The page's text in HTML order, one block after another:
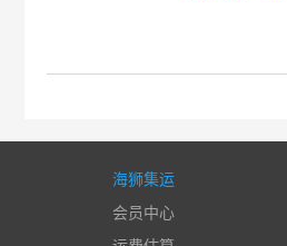
海狮集运
会员中心